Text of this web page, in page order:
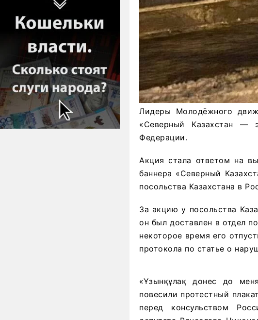
Лидеры Молодёжного
«Северный Казахстан —
Федерации.
Акция стала ответом на
баннера «Северный
посольства Казахстана в
За акцию у посольства
он был доставлен в отдел
некоторое время его
протокола по статье о
«Ұзынқұлақ донес до
повесили протестный
перед консульством